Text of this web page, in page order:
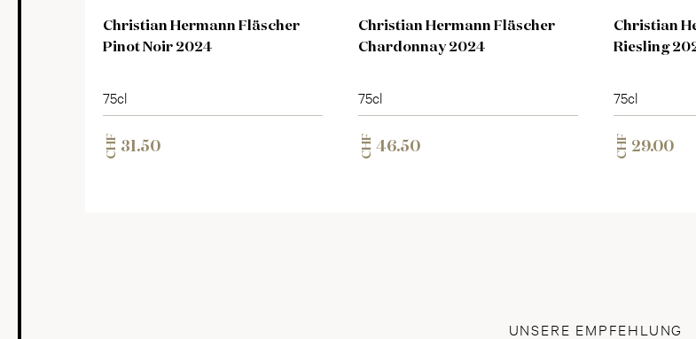
Christian Hermann Fläscher
Pinot Noir 2024
75cl
CHF 31.50
Christian Hermann Fläscher
Chardonnay 2024
75cl
CHF 46.50
Christian
Riesling
75cl
CHF 29.00
UNSERE EMPFEHLUNG